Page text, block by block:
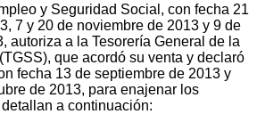
y Seguridad Social, con fecha 21
7 y 20 de noviembre de 2013 y 9 de
autoriza a la Tesorería General de la
que acordó su venta y declaró
fecha 13 de septiembre de 2013 y
de 2013, para enajenar los
a continuación: